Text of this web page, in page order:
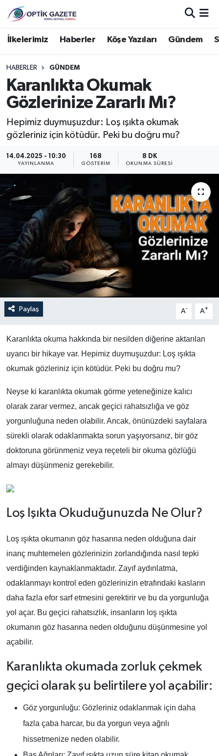
İlkelerimiz Haberler Köşe Yazıları Gündem
HABERLER GÜNDEM
Karanlıkta Okumak
Gözlerinize Zararlı Mı?
Hepimiz duymuşuzdur: Loş ışıkta okumak
gözleriniz için kötüdür. Peki bu doğru mu?
14.04.2025 - 10:30
YAYINLANMA
168
GÖSTERIM
8 DK
OKUNMA SÜRESI
Paylaş A- A+
Karanlıkta okuma hakkında bir nesilden diğerine aktarılan
uyarıcı bir hikaye var. Hepimiz duymuşuzdur: Loş ışıkta
okumak gözleriniz için kötüdür. Peki bu doğru mu?
Neyse ki karanlıkta okumak görme yeteneğinize kalıcı
olarak zarar vermez, ancak geçici rahatsızlığa ve göz
yorgunluğuna neden olabilir. Ancak, önünüzdeki sayfalara
sürekli olarak odaklanmakta sorun yaşıyorsanız, bir göz
doktoruna görünmeniz veya reçeteli bir okuma gözlüğü
almayı düşünmeniz gerekebilir.
Loş Işıkta Okuduğunuzda Ne Olur?
Loş ışıkta okumanın göz hasarına neden olduğuna dair
inanç muhtemelen gözlerinizin zorlandığında nasıl tepki
verdiğinden kaynaklanmaktadır. Zayıf aydınlatma,
odaklanmayı kontrol eden gözlerinizin etrafındaki kasların
daha fazla efor sarf etmesini gerektirir ve bu da yorgunluğa
yol açar. Bu geçici rahatsızlık, insanların loş ışıkta
okumanın göz hasarına neden olduğunu düşünmesine yol
açabilir.
Karanlıkta okumada zorluk çekmek
geçici olarak şu belirtilere yol açabilir:
Göz yorgunluğu: Gözleriniz odaklanmak için daha
fazla çaba harcar, bu da yorgun veya ağrılı
hissetmenize neden olabilir.
Nöbetçi Eczaneler
Hava Durumu
İstanbul Namaz Vakitleri
Süper Lig Puan Durumu ve Fikstür
Tüm Manşetler
Son Dakika Haberleri
Haber Arşivi